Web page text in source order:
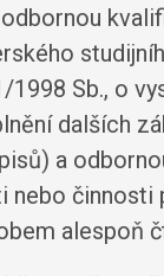
1998 Sb., o
dalších
a
nebo činnosti
alespoň